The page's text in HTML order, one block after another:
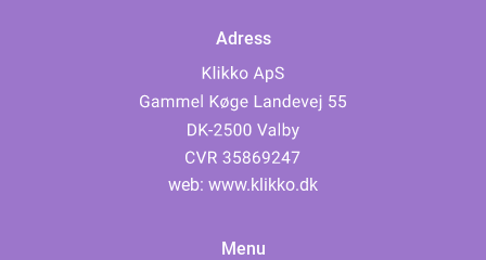
Adress
web: www.klikko.dk
Menu